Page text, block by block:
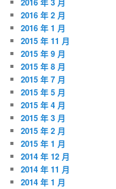
2016 年 2 月
2016 年 1 月
2015 年 11 月
2015 年 9 月
2015 年 8 月
2015 年 7 月
2015 年 5 月
2015 年 4 月
2015 年 3 月
2015 年 2 月
2015 年 1 月
2014 年 12 月
2014 年 11 月
2014 年 1 月